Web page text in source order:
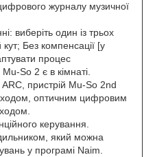
журналу музичної
виберіть один із трьох
Без компенсації [у
процес
So 2 є в кімнаті.
пристрій Mu-So 2nd
оптичним цифровим
керування.
який можна
у програмі Naim.